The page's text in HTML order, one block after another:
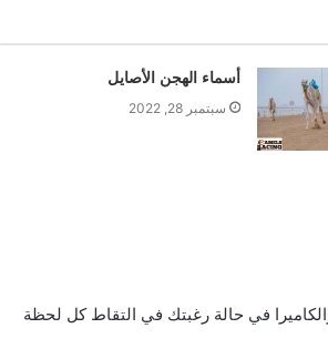
أسماء الهجن الأصايل
سبتمبر 28, 2022
في حالة رغبتك في التقاط كل لحظة